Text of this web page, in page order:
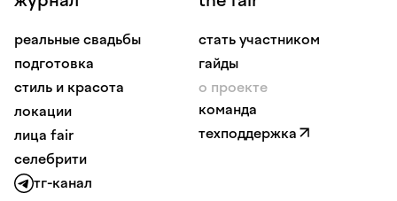
реальные свадьбы
подготовка
стиль и красота
локации
лица fair
селебрити
стать участником
гайды
о проекте
команда
техподдержка
тг-канал